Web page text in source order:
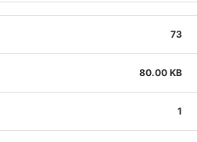
73
80.00 KB
1